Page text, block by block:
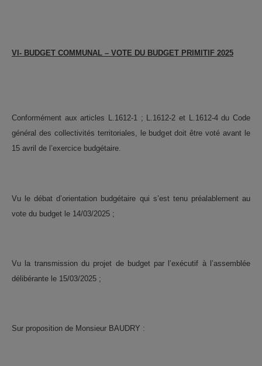
VI- BUDGET COMMUNAL – VOTE DU BUDGET PRIMITIF 2025
Conformément aux articles L.1612-1 ; L.1612-2 et L.1612-4 du Code
général des collectivités territoriales, le budget doit être voté avant le
15 avril de l’exercice budgétaire.
Vu le débat d’orientation budgétaire qui s’est tenu préalablement au
vote du budget le 14/03/2025 ;
Vu la transmission du projet de budget par l’exécutif à l’assemblée
délibérante le 15/03/2025 ;
Sur proposition de Monsieur BAUDRY :